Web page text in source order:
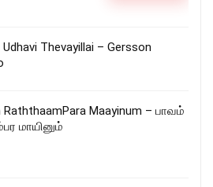
Udhavi Thevayillai – Gersson
RaththaamPara Maayinum – பாவம்
மாயினும்